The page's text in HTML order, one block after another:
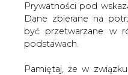
Prywatności pod
Dane zbierane na
być przetwarzane w
podstawach.
Pamiętaj, że w
Iran: mamy
nowoczesnych
wzbogacania